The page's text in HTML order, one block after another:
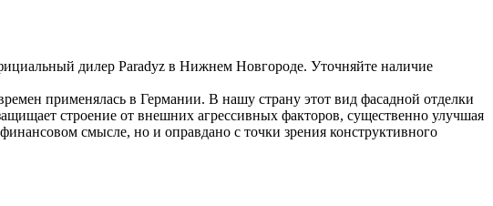
дилер Paradyz в Нижнем Новгороде. Уточняйте наличие
применялась в Германии. В нашу страну этот вид фасадной отделки
строение от внешних агрессивных факторов, существенно улучшая
смысле, но и оправдано с точки зрения конструктивного